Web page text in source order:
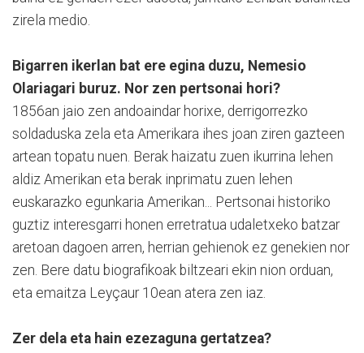
zirela medio.
Bigarren ikerlan bat ere egina duzu, Nemesio
Olariagari buruz. Nor zen pertsonai hori?
1856an jaio zen andoaindar horixe, derrigorrezko
soldaduska zela eta Amerikara ihes joan ziren gazteen
artean topatu nuen. Berak haizatu zuen ikurrina lehen
aldiz Amerikan eta berak inprimatu zuen lehen
euskarazko egunkaria Amerikan... Pertsonai historiko
guztiz interesgarri honen erretratua udaletxeko batzar
aretoan dagoen arren, herrian gehienok ez genekien nor
zen. Bere datu biografikoak biltzeari ekin nion orduan,
eta emaitza Leyçaur 10ean atera zen iaz.
Zer dela eta hain ezezaguna gertatzea?